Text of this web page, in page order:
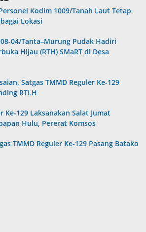
Kodim 1009/Tanah Laut Tetap
Lokasi
04/Tanta–Murung Pudak Hadiri
Hijau (RTH) SMaRT di Desa
Satgas TMMD Reguler Ke-129
RTLH
Ke-129 Laksanakan Salat Jumat
Hulu, Pererat Komsos
TMMD Reguler Ke-129 Pasang Batako